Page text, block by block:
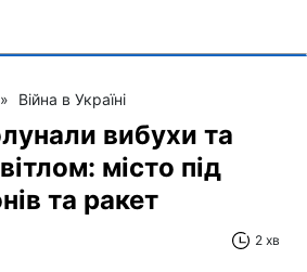
» Війна в Україні
вибухи та
місто під
та ракет
2 хв